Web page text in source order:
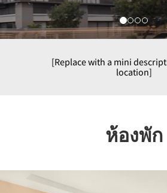
[Replace with a mini
location]
ห้องพัก
Previous